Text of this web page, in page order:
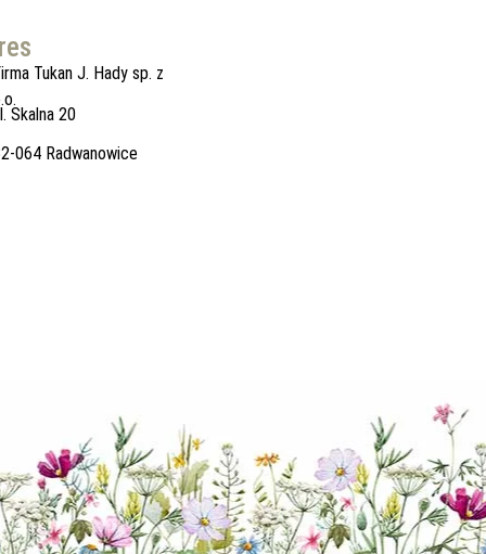
Tukan J. Hady sp. z
Skalna 20
064 Radwanowice